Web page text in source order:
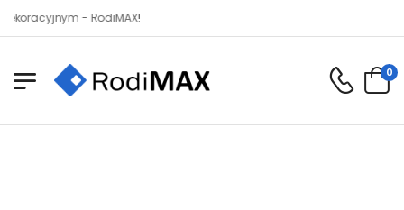
- RodiMAX!
0